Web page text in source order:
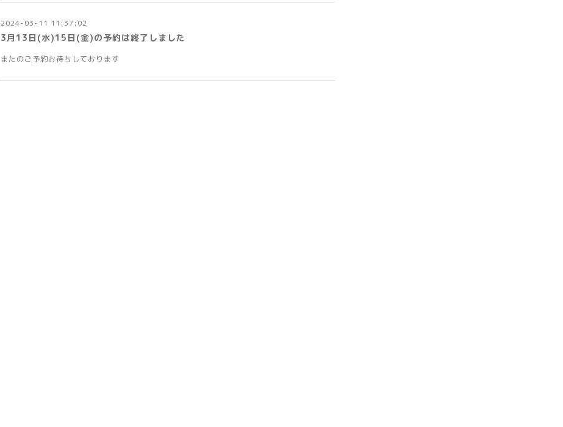
2024-03-11 11:37:02
3月13日(水)15日(金)の予約は終了しました
またのご予約お待ちしております